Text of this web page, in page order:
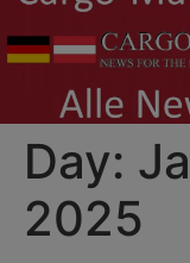
Day:
2025